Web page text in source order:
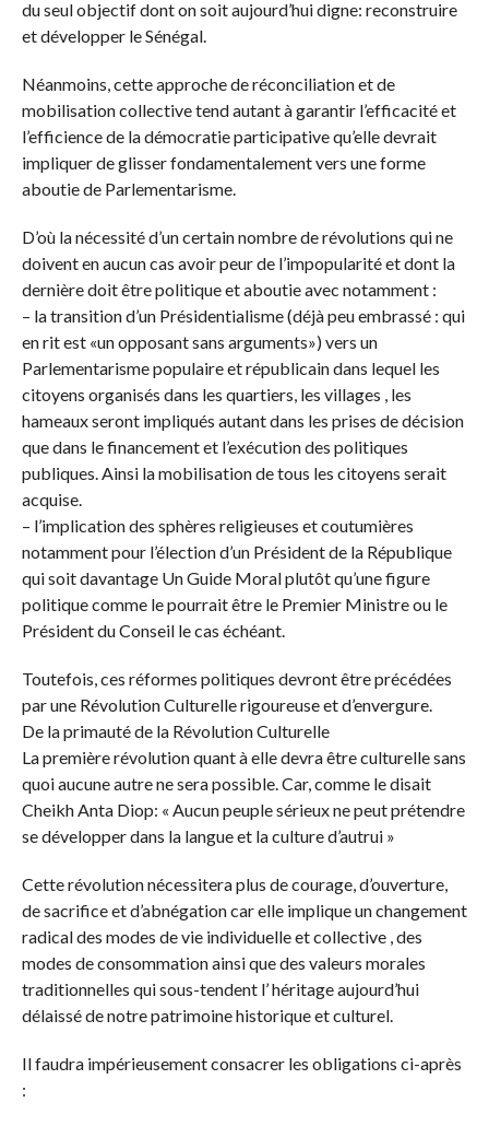
du seul objectif dont on soit aujourd’hui digne: reconstruire
et développer le Sénégal.
Néanmoins, cette approche de réconciliation et de
mobilisation collective tend autant à garantir l’efficacité et
l’efficience de la démocratie participative qu’elle devrait
impliquer de glisser fondamentalement vers une forme
aboutie de Parlementarisme.
D’où la nécessité d’un certain nombre de révolutions qui ne
doivent en aucun cas avoir peur de l’impopularité et dont la
dernière doit être politique et aboutie avec notamment :
– la transition d’un Présidentialisme (déjà peu embrassé : qui
en rit est «un opposant sans arguments») vers un
Parlementarisme populaire et républicain dans lequel les
citoyens organisés dans les quartiers, les villages , les
hameaux seront impliqués autant dans les prises de décision
que dans le financement et l’exécution des politiques
publiques. Ainsi la mobilisation de tous les citoyens serait
acquise.
– l’implication des sphères religieuses et coutumières
notamment pour l’élection d’un Président de la République
qui soit davantage Un Guide Moral plutôt qu’une figure
politique comme le pourrait être le Premier Ministre ou le
Président du Conseil le cas échéant.
Toutefois, ces réformes politiques devront être précédées
par une Révolution Culturelle rigoureuse et d’envergure.
De la primauté de la Révolution Culturelle
La première révolution quant à elle devra être culturelle sans
quoi aucune autre ne sera possible. Car, comme le disait
Cheikh Anta Diop: « Aucun peuple sérieux ne peut prétendre
se développer dans la langue et la culture d’autrui »
Cette révolution nécessitera plus de courage, d’ouverture,
de sacrifice et d’abnégation car elle implique un changement
radical des modes de vie individuelle et collective , des
modes de consommation ainsi que des valeurs morales
traditionnelles qui sous-tendent l’ héritage aujourd’hui
délaissé de notre patrimoine historique et culturel.
Il faudra impérieusement consacrer les obligations ci-après
: